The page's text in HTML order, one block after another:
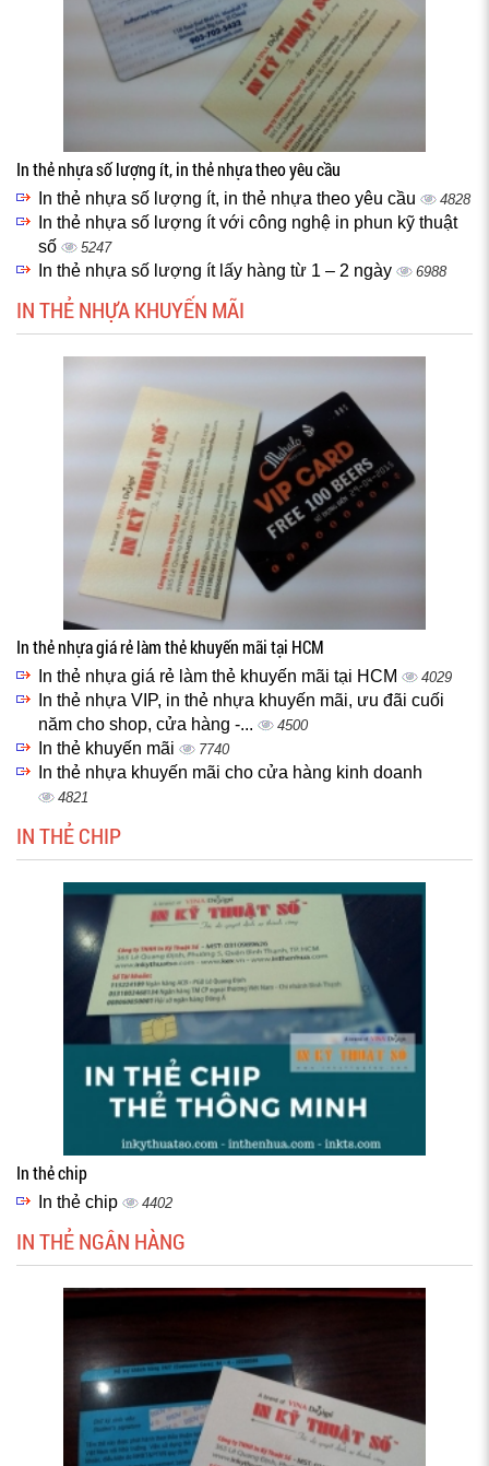
In thẻ nhựa số lượng ít, in thẻ nhựa theo yêu cầu
In thẻ nhựa số lượng ít, in thẻ nhựa theo yêu cầu 4828
In thẻ nhựa số lượng ít với công nghệ in phun kỹ thuật
số
5247
In thẻ nhựa số lượng ít lấy hàng từ 1 – 2 ngày 6988
IN THẺ NHỰA KHUYẾN MÃI
In thẻ nhựa giá rẻ làm thẻ khuyến mãi tại HCM
In thẻ nhựa giá rẻ làm thẻ khuyến mãi tại HCM 4029
In thẻ nhựa VIP, in thẻ nhựa khuyến mãi, ưu đãi cuối
năm cho shop, cửa hàng -...
4500
In thẻ khuyến mãi 7740
In thẻ nhựa khuyến mãi cho cửa hàng kinh doanh
4821
IN THẺ CHIP
In thẻ chip
In thẻ chip 4402
IN THẺ NGÂN HÀNG